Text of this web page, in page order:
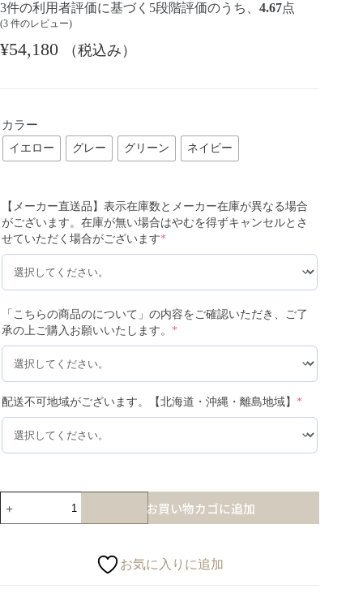
3件の利用者評価に基づく5段階評価のうち、 4.67点
(3 件のレビュー)
¥54,180 （税込み）
カラー
イエロー グレー グリーン ネイビー
【メーカー直送品】表示在庫数とメーカー在庫が異なる場合
がございます。在庫が無い場合はやむを得ずキャンセルとさ
せていただく場合がございます*
「こちらの商品のについて」の内容をご確認いただき、ご了
承の上ご購入お願いいたします。 *
配送不可地域がございます。【北海道・沖縄・離島地域】 *
お買い物カゴに追加
お気に入りに追加